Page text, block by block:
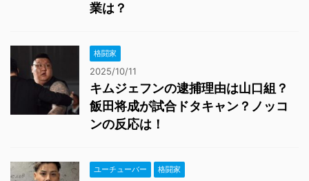
業は？
格闘家
2025/10/11
キムジェフンの逮捕理由は山口組？
飯田将成が試合ドタキャン？ノッコ
ンの反応は！
ユーチューバー 格闘家